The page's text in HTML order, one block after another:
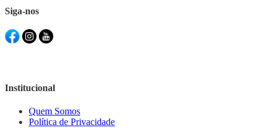
Siga-nos
Institucional
Quem Somos
Política de Privacidade